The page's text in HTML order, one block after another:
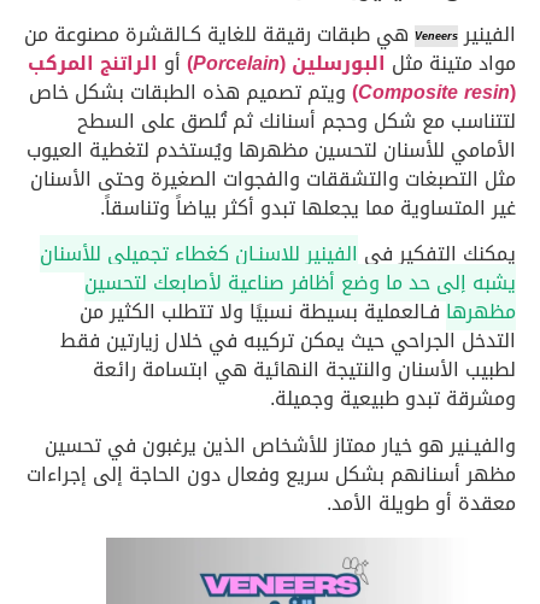
الفينير Veneers هي طبقات رقيقة للغاية كـالقشرة مصنوعة من
مواد متينة مثل البورسلين (Porcelain
)أو الراتنج المركب
(
Composite resin
)ويتم تصميم هذه الطبقات بشكل خاص
لتتناسب مع شكل وحجم أسنانك ثم تُلصق على السطح
الأمامي للأسنان لتحسين مظهرها ويُستخدم لتغطية العيوب
مثل التصبغات والتشققات والفجوات الصغيرة وحتى الأسنان
غير المتساوية مما يجعلها تبدو أكثر بياضاً وتناسقاً.
يمكنك التفكير في الفينير للاسنـان كغطاء تجميلي للأسنان
يشبه إلى حد ما وضع أظافر صناعية لأصابعك لتحسين
مظهرها فـالعملية بسيطة نسبيًا ولا تتطلب الكثير من
التدخل الجراحي حيث يمكن تركيبه في خلال زيارتين فقط
لطبيب الأسنان والنتيجة النهائية هي ابتسامة رائعة
ومشرقة تبدو طبيعية وجميلة.
والفيـنير هو خيار ممتاز للأشخاص الذين يرغبون في تحسين
مظهر أسنانهم بشكل سريع وفعال دون الحاجة إلى إجراءات
معقدة أو طويلة الأمد.